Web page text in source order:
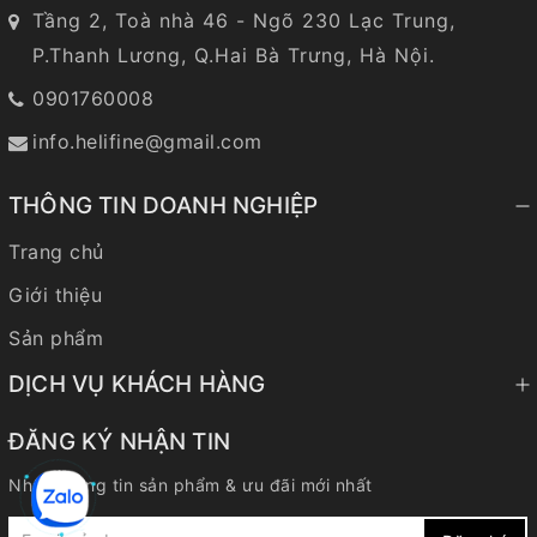
Tầng 2, Toà nhà 46 - Ngõ 230 Lạc Trung,
P.Thanh Lương, Q.Hai Bà Trưng, Hà Nội.
0901760008
info.helifine@gmail.com
THÔNG TIN DOANH NGHIỆP
Trang chủ
Giới thiệu
Sản phẩm
DỊCH VỤ KHÁCH HÀNG
ĐĂNG KÝ NHẬN TIN
Nhận thông tin sản phẩm & ưu đãi mới nhất